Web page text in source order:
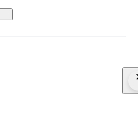
x 2.5 Sarà spedito in astuccio
e assicurata. Verrà rilasciato certificato
gambo in oro e struttura anteriore e
di smarrimento o danneggiamento